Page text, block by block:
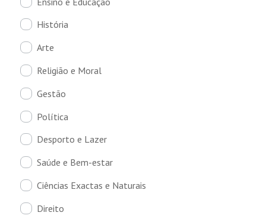
História
Arte
Religião e Moral
Gestão
Política
Desporto e Lazer
Saúde e Bem-estar
Ciências Exactas e Naturais
Direito